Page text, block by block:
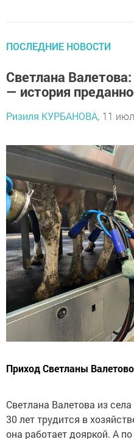
ПОСЛЕДНИЕ НОВОСТИ
Светлана
— история
Ризиля КУРБАНОВА, 11
Приход Светланы
Светлана Валетова из
30 лет трудится в
она работает дояркой. А